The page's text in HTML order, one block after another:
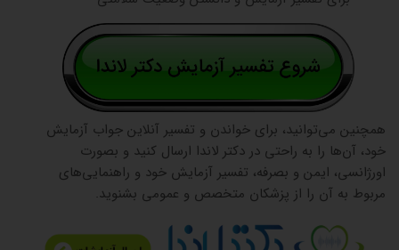
همچنین می‌توانید، برای خواندن و تفسیر آنلاین جواب آزمایش
خود، آن‌ها را به راحتی در دکتر لاندا ارسال کنید و بصورت
اورژانسی، ایمن و بصرفه، تفسیر آزمایش خود و راهنمایی‌های
مربوط به آن را از پزشکان متخصص و عمومی بشنوید.